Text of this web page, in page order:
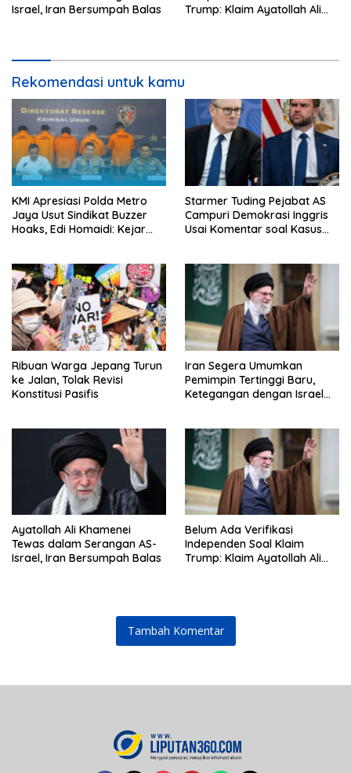
Israel, Iran Bersumpah Balas
Trump: Klaim Ayatollah Ali
Rekomendasi untuk kamu
KMI Apresiasi Polda Metro
Jaya Usut Sindikat Buzzer
Hoaks, Edi Homaidi: Kejar
Starmer Tuding Pejabat AS
Campuri Demokrasi Inggris
Usai Komentar soal Kasus
Ribuan Warga Jepang Turun
ke Jalan, Tolak Revisi
Konstitusi Pasifis
Iran Segera Umumkan
Pemimpin Tertinggi Baru,
Ketegangan dengan Israel
Ayatollah Ali Khamenei
Tewas dalam Serangan AS-
Israel, Iran Bersumpah Balas
Belum Ada Verifikasi
Independen Soal Klaim
Trump: Klaim Ayatollah Ali
Tambah Komentar